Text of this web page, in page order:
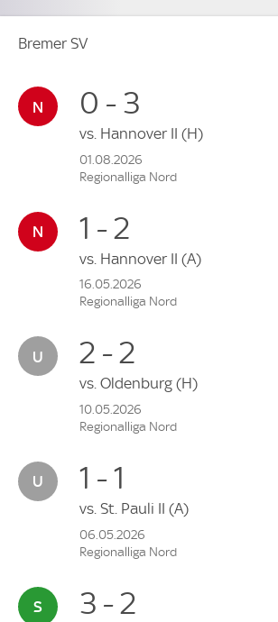
Bremer SV
0 - 3
vs. Hannover II (H)
01.08.2026
Regionalliga Nord
1 - 2
vs. Hannover II (A)
16.05.2026
Regionalliga Nord
2 - 2
vs. Oldenburg (H)
10.05.2026
Regionalliga Nord
1 - 1
vs. St. Pauli II (A)
06.05.2026
Regionalliga Nord
3 - 2